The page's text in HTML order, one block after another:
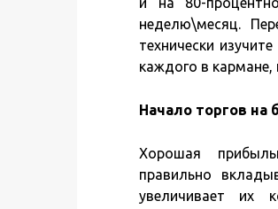
неделю\месяц.
технически
каждого в кармане,
Начало торгов на
Хорошая
правильно
увеличивает их